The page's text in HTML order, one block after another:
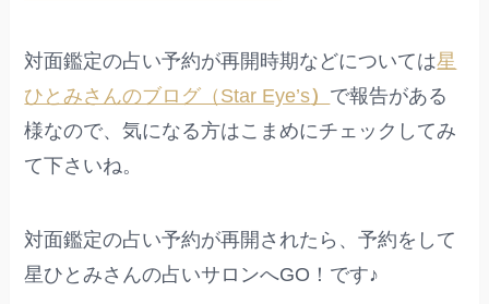
対面鑑定の占い予約が再開時期などについては星
ひとみさんのブログ（Star Eye’s） で報告がある
様なので、気になる方はこまめにチェックしてみ
て下さいね。
対面鑑定の占い予約が再開されたら、予約をして
星ひとみさんの占いサロンへGO！です♪